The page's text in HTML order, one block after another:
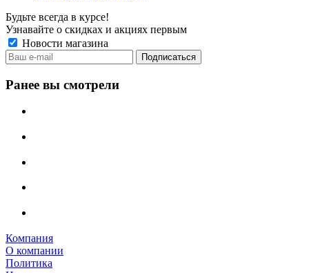
Будьте всегда в курсе!
Узнавайте о скидках и акциях первым
Новости магазина
Ранее вы смотрели
Компания
О компании
Политика